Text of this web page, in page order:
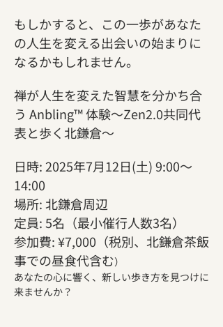
もしかすると、この一歩があなた
の人生を変える出会いの始まりに
なるかもしれません。
禅が人生を変えた智慧を分かち合
う Anbling™ 体験〜Zen2.0共同代
表と歩く北鎌倉〜
日時: 2025年7月12日(土) 9:00〜
14:00
場所: 北鎌倉周辺
定員: 5名（最小催行人数3名）
参加費: ¥7,000（税別、北鎌倉茶飯
事での昼食代含む）
あなたの心に響く、新しい歩き方を見つけに
来ませんか？